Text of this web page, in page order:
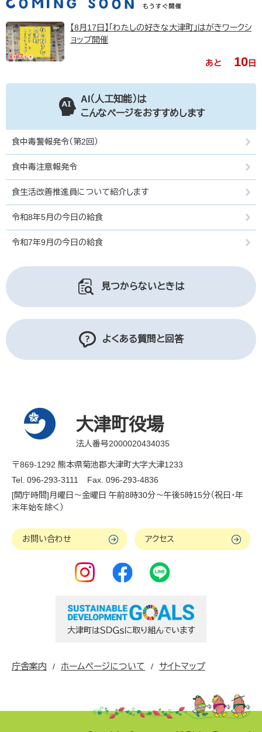
【8月17日】「わたしの好きな大津町」はがきワークシ
ョップ開催
あと 10日
AI（人工知能）は
こんなページをおすすめします
食中毒警報発令（第2回）
食中毒注意報発令
食生活改善推進員について紹介します
令和8年5月の今日の給食
令和7年9月の今日の給食
見つからないときは
よくある質問と回答
大津町役場
法人番号2000020434035
〒869-1292 熊本県菊池郡大津町大字大津1233
Tel. 096-293-3111
Fax. 096-293-4836
[開庁時間]月曜日～金曜日 午前8時30分～午後5時15分（祝日・年
末年始を除く）
お問い合わせ アクセス
庁舎案内 ホームページについて サイトマップ